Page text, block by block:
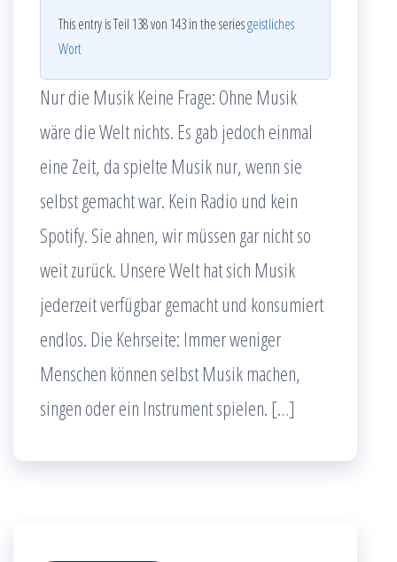
This entry is Teil 138 von 143 in the seriesgeistliches
Wort
Nur die Musik Keine Frage: Ohne Musik
wäre die Welt nichts. Es gab jedoch einmal
eine Zeit, da spielte Musik nur, wenn sie
selbst gemacht war. Kein Radio und kein
Spotify. Sie ahnen, wir müssen gar nicht so
weit zurück. Unsere Welt hat sich Musik
jederzeit verfügbar gemacht und konsumiert
endlos. Die Kehrseite: Immer weniger
Menschen können selbst Musik machen,
singen oder ein Instrument spielen. […]